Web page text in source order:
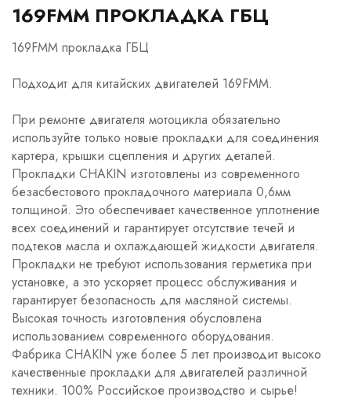
169FMM ПРОКЛАДКА ГБЦ
169FMM прокладка ГБЦ
Подходит для китайских двигателей 169FMM.
При ремонте двигателя мотоцикла обязательно
используйте только новые прокладки для соединения
картера, крышки сцепления и других деталей.
Прокладки CHAKIN изготовлены из современного
безасбестового прокладочного материала 0,6мм
толщиной. Это обеспечивает качественное уплотнение
всех соединений и гарантирует отсутствие течей и
подтеков масла и охлаждающей жидкости двигателя.
Прокладки не требуют использования герметика при
установке, а это ускоряет процесс обслуживания и
гарантирует безопасность для масляной системы.
Высокая точность изготовления обусловлена
использованием современного оборудования.
Фабрика CHAKIN уже более 5 лет производит высоко
качественные прокладки для двигателей различной
техники. 100% Российское производство и сырье!